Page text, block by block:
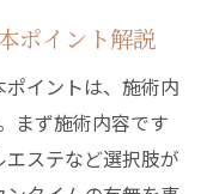
東区相場比較
コストの実態
改善方法の選択
ポイント解説
イントは、施術内
まず施術内容です
ステなど選択肢が